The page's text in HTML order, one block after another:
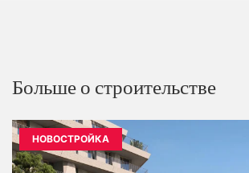
Больше о строительстве
НОВОСТРОЙКА